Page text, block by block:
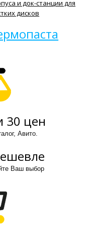
и док-станции для
дисков
30 цен
Авито.
Ваш выбор